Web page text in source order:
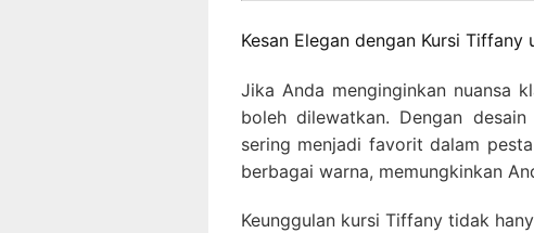
Kesan Elegan dengan Kursi Tiffany
Jika Anda menginginkan nuansa
boleh dilewatkan. Dengan
sering menjadi favorit dalam
berbagai warna, memungkinkan
Keunggulan kursi Tiffany tidak